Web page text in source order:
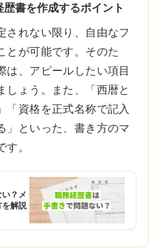
書を作成するポイント
されない限り、自由なフ
とが可能です。そのた
は、アピールしたい項目
しょう。また、「西暦と
「資格を正式名称で記入
」といった、書き方のマ
。
？メ
を解説